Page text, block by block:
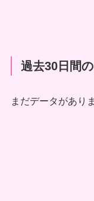
過去30日間
まだデータがあり